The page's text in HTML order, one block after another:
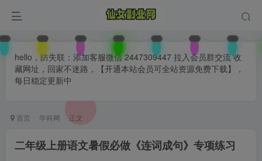
hello，防失联：添加客服微信 2447309447 拉入会员群交流 收
藏网址，回家不迷路，【开通本站会员可全站资源免费下载】，
每日稳定更新中
首页 学科网 正文
二年级上册语文暑假必做《连词成句》专项练习